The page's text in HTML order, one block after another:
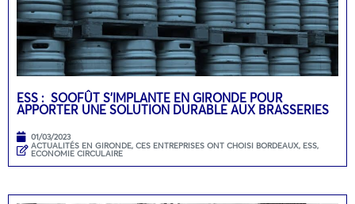
ESS : SOOFÛT S’IMPLANTE EN GIRONDE POUR
APPORTER UNE SOLUTION DURABLE AUX BRASSERIES
01/03/2023
ACTUALITÉS EN GIRONDE, CES ENTREPRISES ONT CHOISI BORDEAUX, ESS,
ECONOMIE CIRCULAIRE